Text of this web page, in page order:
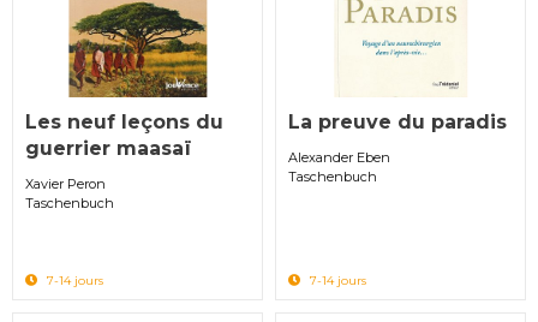
Les neuf leçons du
guerrier maasaï
Xavier Peron
Taschenbuch
7-14 jours
La preuve du paradis
Alexander Eben
Taschenbuch
7-14 jours